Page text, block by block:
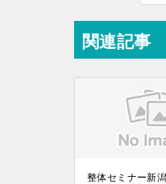
関連記事
整体セミナー新